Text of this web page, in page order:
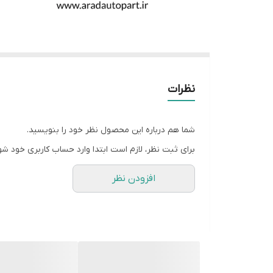
نظرات
شما هم درباره این محصول نظر خود را بنویسید.
برای ثبت نظر، لازم است ابتدا وارد حساب کاربری خود
افزودن نظر